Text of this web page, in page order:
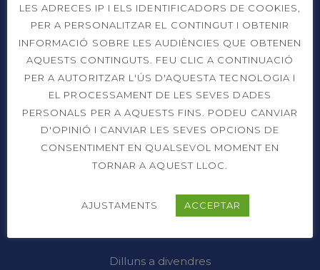
Prat de la Riba, 91
08206 Sabadell (Barcelona)
937 26 45 00
info@cts.cat
OBERT 365 DIES L’ANY
Dilluns a divendres
LES ADRECES IP I ELS IDENTIFICADORS DE COOKIES,
PER A PERSONALITZAR EL CONTINGUT I OBTENIR
INFORMACIÓ SOBRE LES AUDIÈNCIES QUE OBTENEN
AQUESTS CONTINGUTS. FEU CLIC A CONTINUACIÓ
PER A AUTORITZAR L'ÚS D'AQUESTA TECNOLOGIA I
EL PROCESSAMENT DE LES SEVES DADES
PERSONALS PER A AQUESTS FINS. PODEU CANVIAR
D'OPINIÓ I CANVIAR LES SEVES OPCIONS DE
CONSENTIMENT EN QUALSEVOL MOMENT EN
TORNAR A AQUEST LLOC.
AJUSTAMENTS ACCEPTAR